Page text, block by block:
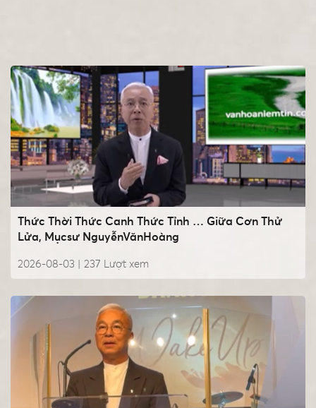
Thức Thời Thức Canh Thức Tỉnh … Giữa Cơn Thử
Lửa, Mụcsư NguyễnVănHoàng
2026-08-03 | Lượt xem
237